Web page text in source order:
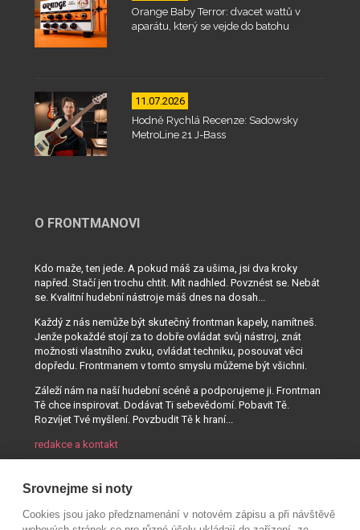
Orange Baby Terror: dvacet wattů v
aparátu, který se vejde do batohu
11.07.2026
Hodně Rychlá Recenze: Sadowsky
MetroLine 21 J-Bass
O FRONTMANOVI
Kdo maže, ten jede. A pokud máš za ušima, jsi dva kroky
napřed. Stačí jen trochu chtít. Mít nadhled. Povznést se. Nebát
se. Kvalitní hudební nástroje máš dnes na dosah...
Každý z nás nemůže být skutečný frontman kapely, namítneš.
Jenže pokaždé stojí za to dobře ovládat svůj nástroj, znát
možnosti vlastního zvuku, ovládat techniku, posouvat věci
dopředu. Frontmanem v tomto smyslu můžeme být všichni.
Záleží nám na naší hudební scéně a podporujeme ji. Frontman
Tě chce inspirovat. Dodávat Ti sebevědomí. Pobavit Tě.
Rozvíjet Tvé myšlení. Povzbudit Tě k hraní...
redakce a kontakt
Srovnejme si noty
Cookies jsou jako předznamenání v notovém zápisu a při návštěvě